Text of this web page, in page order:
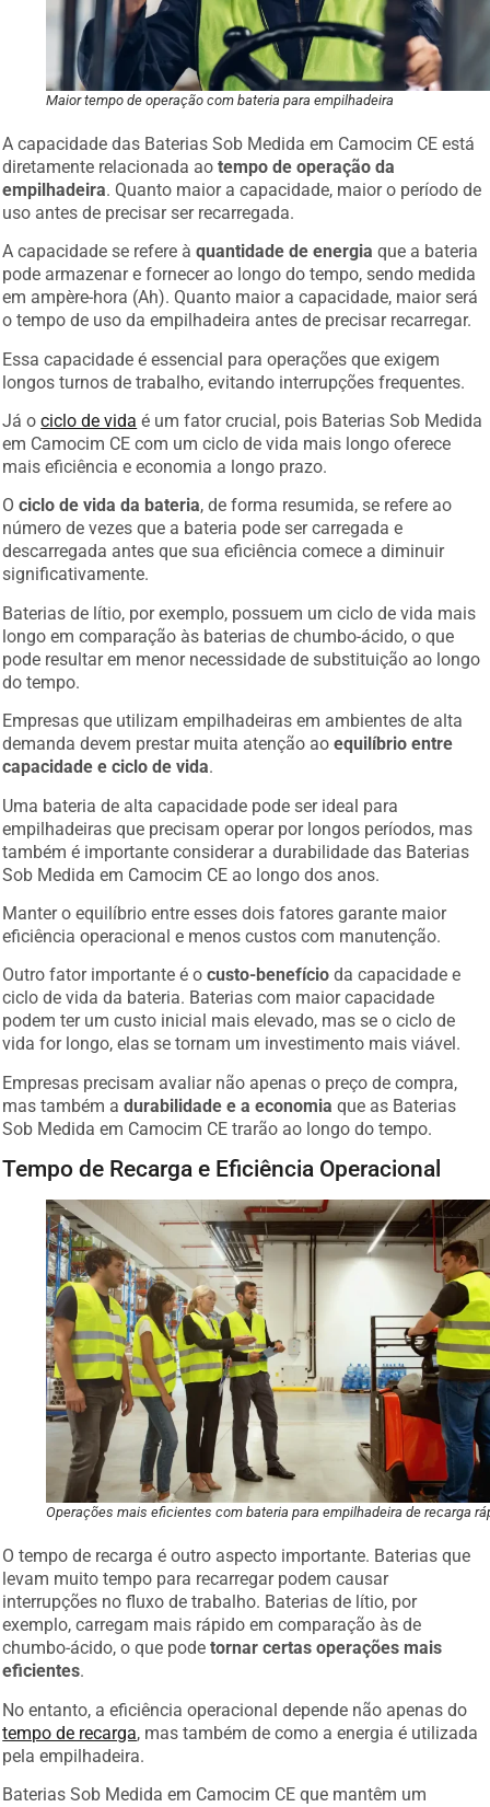
Maior tempo de operação com bateria para empilhadeira
A capacidade das Baterias Sob Medida em Camocim CE está
diretamente relacionada aotempo de operação da
empilhadeira . Quanto maior a capacidade, maior o período de
uso antes de precisar ser recarregada.
A capacidade se refere à quantidade de energia que a bateria
pode armazenar e fornecer ao longo do tempo, sendo medida
em ampère-hora (Ah). Quanto maior a capacidade, maior será
o tempo de uso da empilhadeira antes de precisar recarregar.
Essa capacidade é essencial para operações que exigem
longos turnos de trabalho, evitando interrupções frequentes.
Já o ciclo de vida é um fator crucial, pois Baterias Sob Medida
em Camocim CE com um ciclo de vida mais longo oferece
mais eficiência e economia a longo prazo.
O ciclo de vida da bateria , de forma resumida, se refere ao
número de vezes que a bateria pode ser carregada e
descarregada antes que sua eficiência comece a diminuir
significativamente.
Baterias de lítio, por exemplo, possuem um ciclo de vida mais
longo em comparação às baterias de chumbo-ácido, o que
pode resultar em menor necessidade de substituição ao longo
do tempo.
Empresas que utilizam empilhadeiras em ambientes de alta
demanda devem prestar muita atenção ao equilíbrio entre
capacidade e ciclo de vida
Uma bateria de alta capacidade pode ser ideal para
empilhadeiras que precisam operar por longos períodos, mas
também é importante considerar a durabilidade das Baterias
Sob Medida em Camocim CE ao longo dos anos.
Manter o equilíbrio entre esses dois fatores garante maior
eficiência operacional e menos custos com manutenção.
Outro fator importante é o custo-benefício da capacidade e
ciclo de vida da bateria. Baterias com maior capacidade
podem ter um custo inicial mais elevado, mas se o ciclo de
vida for longo, elas se tornam um investimento mais viável.
Empresas precisam avaliar não apenas o preço de compra,
mas também a
durabilidade e a economia
que as Baterias
Sob Medida em Camocim CE trarão ao longo do tempo.
Tempo de Recarga e Eficiência Operacional
Operações mais eficientes com bateria para empilhadeira de recarga
O tempo de recarga é outro aspecto importante. Baterias que
levam muito tempo para recarregar podem causar
interrupções no fluxo de trabalho. Baterias de lítio, por
exemplo, carregam mais rápido em comparação às de
chumbo-ácido, o que podetornar certas operações mais
eficientes
No entanto, a eficiência operacional depende não apenas do
tempo de recarga
, mas também de como a energia é utilizada
pela empilhadeira.
Baterias Sob Medida em Camocim CE que mantêm um